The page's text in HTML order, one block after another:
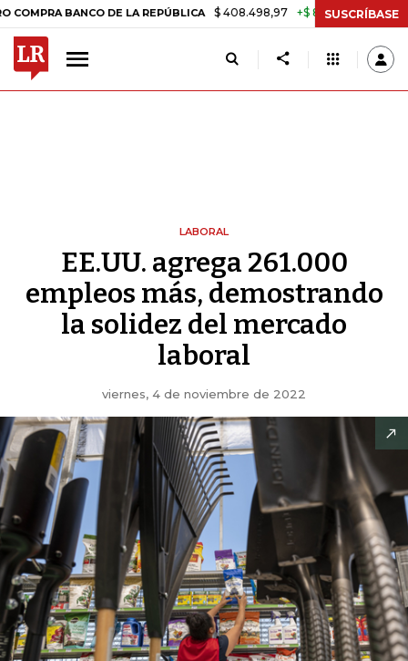
BANCO DE LA REPÚBLICA $ 408.498,97 +$ 8.753,81 +2,19%
SUSCRÍBASE
LABORAL
EE.UU. agrega 261.000
empleos más, demostrando
la solidez del mercado
laboral
viernes, 4 de noviembre de 2022